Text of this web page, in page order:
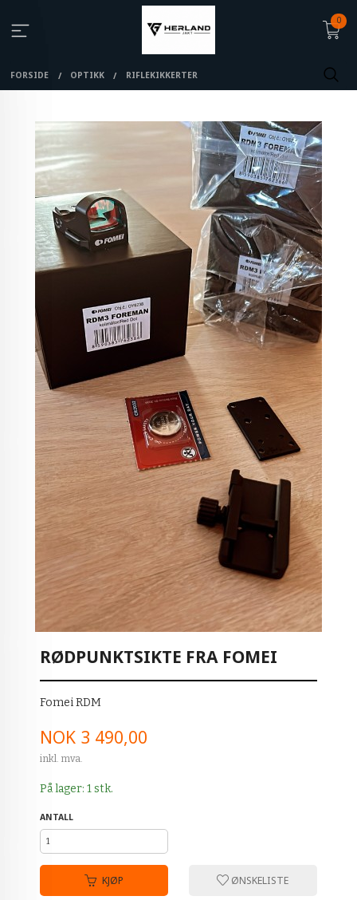
0
FORSIDE OPTIKK RIFLEKIKKERTER
RØDPUNKTSIKTE FRA FOMEI
Fomei RDM
Pris
NOK 3 490,00
inkl. mva.
På lager: 1 stk.
ANTALL
KJØP ØNSKELISTE